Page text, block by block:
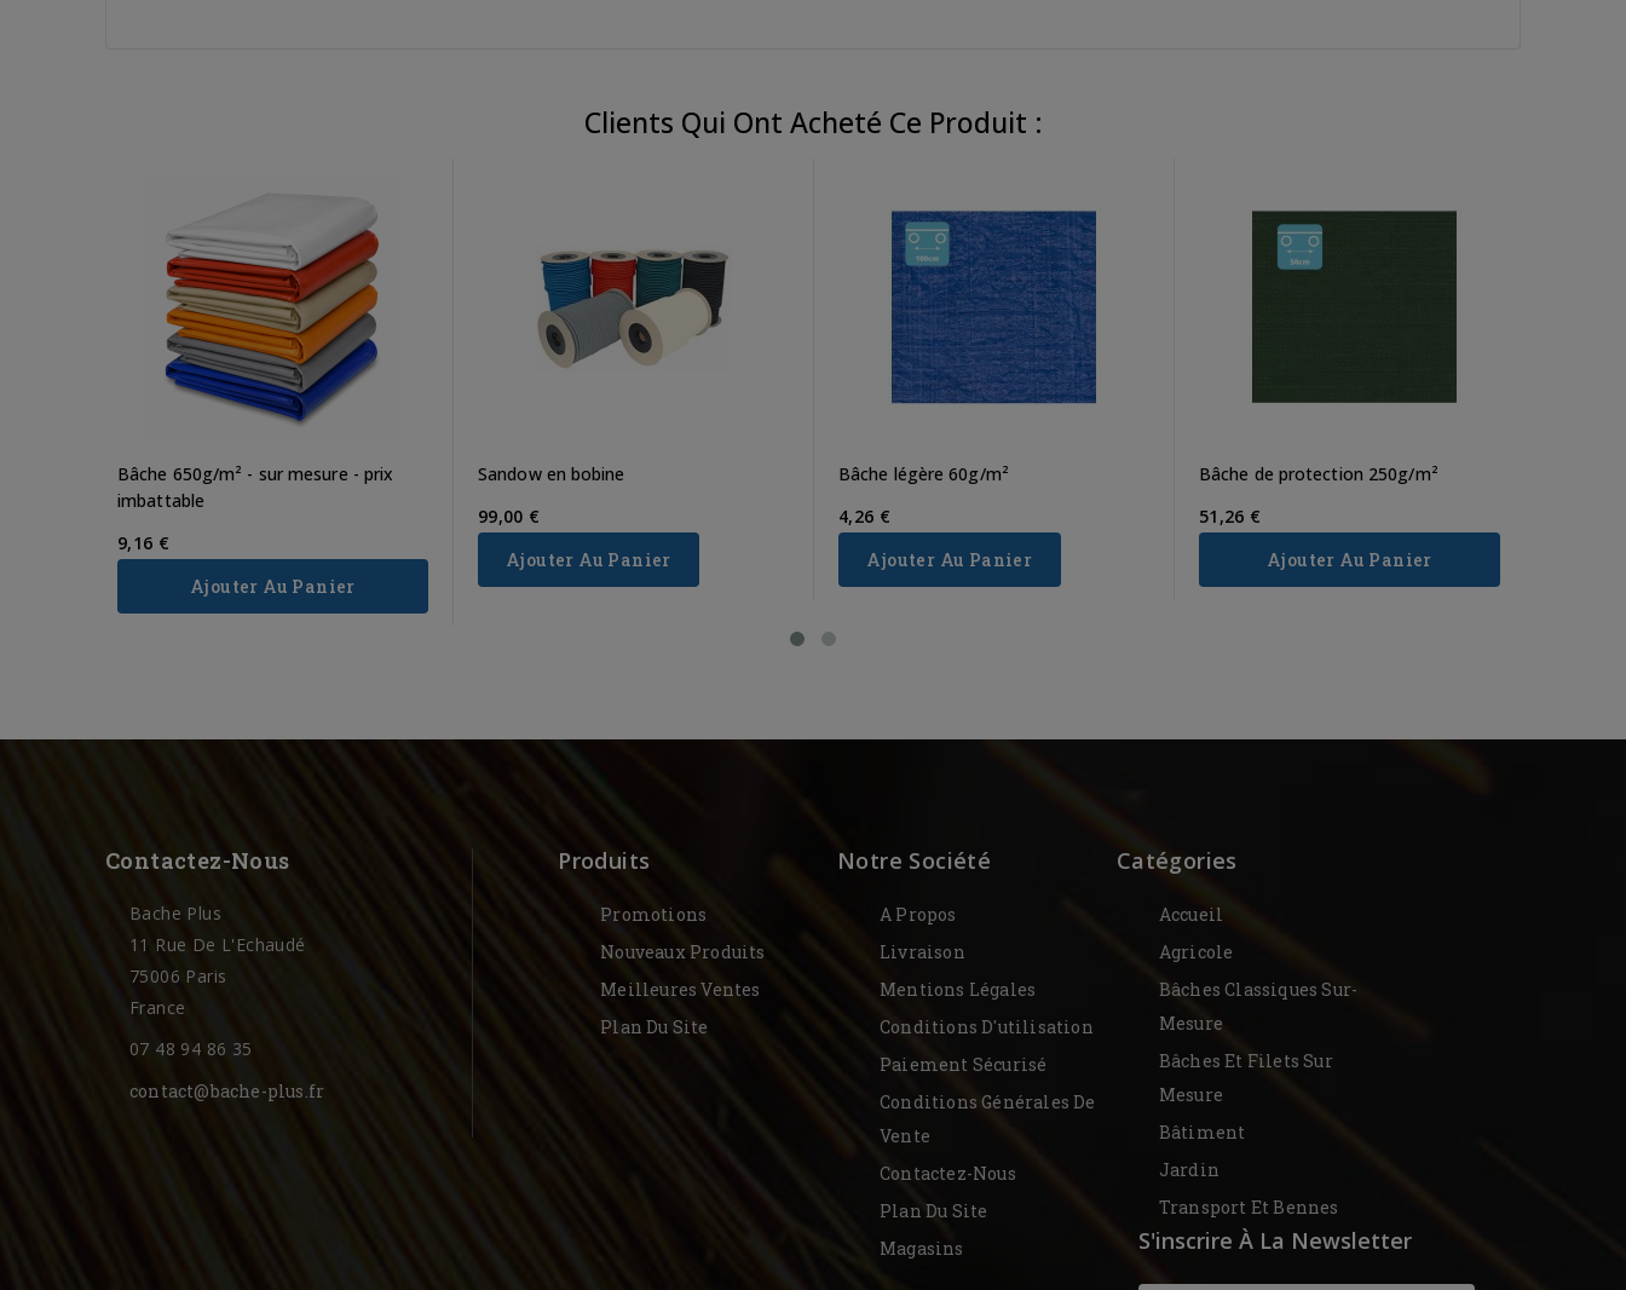
Clients Qui Ont Acheté Ce Produit :
Bâche 650g/m² - sur mesure - prix
imbattable
9,16 €
Ajouter Au Panier
Sandow en bobine
99,00 €
Ajouter Au Panier
Bâche légère 60g/m²
4,26 €
Ajouter Au Panier
Bâche de protection 250g/m²
51,26 €
Ajouter Au Panier
Contactez-Nous
Bache Plus
11 Rue De L'Echaudé
75006 Paris
France
07 48 94 86 35
contact@bache-plus.fr
Produits
Promotions
Nouveaux Produits
Meilleures Ventes
Plan Du Site
Notre Société
A Propos
Livraison
Mentions Légales
Conditions D'utilisation
Paiement Sécurisé
Conditions Générales De
Vente
Contactez-Nous
Plan Du Site
Magasins
Catégories
Accueil
Agricole
Bâches Classiques Sur-
Mesure
Bâches Et Filets Sur
Mesure
Bâtiment
Jardin
Transport Et Bennes
S'inscrire À La Newsletter